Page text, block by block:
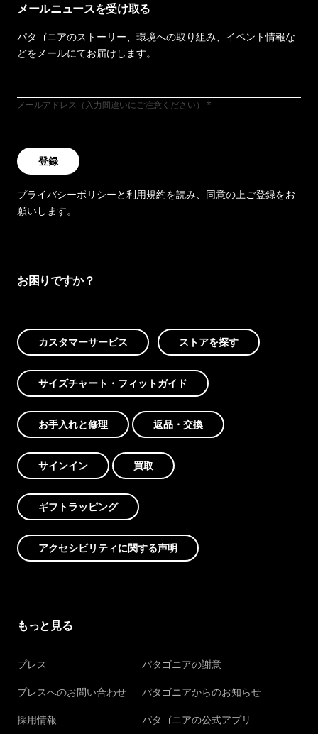
メールニュースを受け取る
パタゴニアのストーリー、環境への取り組み、イベント情報な
どをメールにてお届けします。
メールアドレス（入力間違いにご注意ください）
登録
プライバシーポリシーと利用規約を読み、同意の上ご登録をお
願いします。
お困りですか？
カスタマーサービス ストアを探す
サイズチャート・フィットガイド
お手入れと修理 返品・交換
サインイン 買取
ギフトラッピング
アクセシビリティに関する声明
もっと見る
プレス
プレスへのお問い合わせ
採用情報
パタゴニアの謝意
パタゴニアからのお知らせ
パタゴニアの公式アプリ